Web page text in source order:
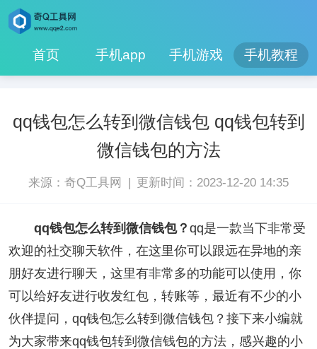
首页 手机app 手机游戏 手机教程
qq钱包怎么转到微信钱包 qq钱包转到
微信钱包的方法
来源：奇Q工具网 | 更新时间：2023-12-20 14:35
qq钱包怎么转到微信钱包？ qq是一款当下非常受
欢迎的社交聊天软件，在这里你可以跟远在异地的亲
朋好友进行聊天，这里有非常多的功能可以使用，你
可以给好友进行收发红包，转账等，最近有不少的小
伙伴提问，qq钱包怎么转到微信钱包？接下来小编就
为大家带来qq钱包转到微信钱包的方法，感兴趣的小